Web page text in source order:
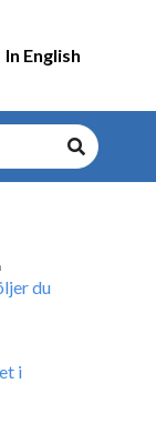
In English
du
i